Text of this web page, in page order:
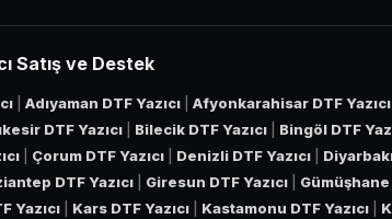
Satış ve Destek
Adıyaman DTF Yazıcı Afyonkarahisar DTF Yazıcı
DTF Yazıcı Bilecik DTF Yazıcı Bingöl DTF
Çorum DTF Yazıcı Denizli DTF Yazıcı
DTF Yazıcı Giresun DTF Yazıcı Gümüşhane
Yazıcı Kars DTF Yazıcı Kastamonu DTF Yazıcı